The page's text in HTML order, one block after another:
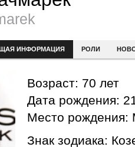
ИНФОРМАЦИЯ РОЛИ
Возраст: 70 лет
Дата рождения:
Место рождения:
Знак зодиака: